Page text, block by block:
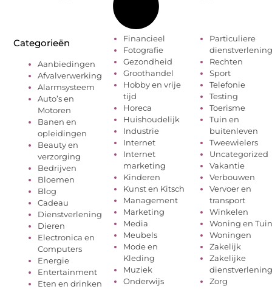
Categorieën
Aanbiedingen
Afvalverwerking
Alarmsysteem
Auto’s en
Motoren
Banen en
opleidingen
Beauty en
verzorging
Bedrijven
Bloemen
Blog
Cadeau
Dienstverlening
Dieren
Electronica en
Computers
Energie
Entertainment
Eten en drinken
Financieel
Fotografie
Gezondheid
Groothandel
Hobby en vrije
tijd
Horeca
Huishoudelijk
Industrie
Internet
Internet
marketing
Kinderen
Kunst en Kitsch
Management
Marketing
Media
Meubels
Mode en
Kleding
Muziek
Onderwijs
Particuliere
dienstverlening
Rechten
Sport
Telefonie
Testing
Toerisme
Tuin en
buitenleven
Tweewielers
Uncategorized
Vakantie
Verbouwen
Vervoer en
transport
Winkelen
Woning en Tuin
Woningen
Zakelijk
Zakelijke
dienstverlening
Zorg